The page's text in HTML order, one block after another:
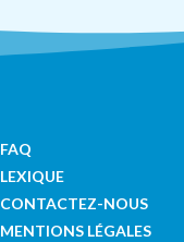
FAQ
LEXIQUE
CONTACTEZ-NOUS
MENTIONS LÉGALES